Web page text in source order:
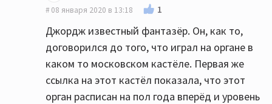
08 января 2020 в 13:18
1
Джордж известный фантазёр. Он, как то,
договорился до того, что играл на органе в
каком то московском кастёле. Первая же
ссылка на этот кастёл показала, что этот
орган расписан на пол года вперёд и уровень